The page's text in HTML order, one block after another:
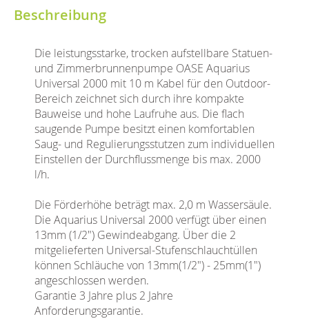
Beschreibung
Die leistungsstarke, trocken aufstellbare Statuen-
und Zimmerbrunnenpumpe OASE Aquarius
Universal 2000 mit 10 m Kabel für den Outdoor-
Bereich zeichnet sich durch ihre kompakte
Bauweise und hohe Laufruhe aus. Die flach
saugende Pumpe besitzt einen komfortablen
Saug- und Regulierungsstutzen zum individuellen
Einstellen der Durchflussmenge bis max. 2000
l/h.
Die Förderhöhe beträgt max. 2,0 m Wassersäule.
Die Aquarius Universal 2000 verfügt über einen
13mm (1/2") Gewindeabgang. Über die 2
mitgelieferten Universal-Stufenschlauchtüllen
können Schläuche von 13mm(1/2") - 25mm(1")
angeschlossen werden.
Garantie 3 Jahre plus 2 Jahre
Anforderungsgarantie.